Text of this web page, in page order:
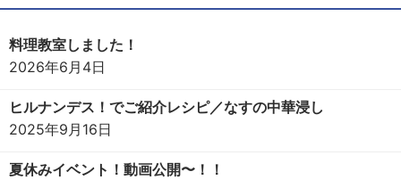
料理教室しました！
2026年6月4日
ヒルナンデス！でご紹介レシピ／なすの中華浸し
2025年9月16日
夏休みイベント！動画公開〜！！